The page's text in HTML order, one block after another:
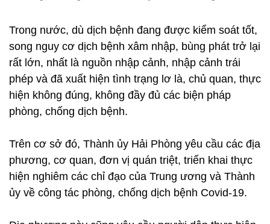
Trong nước, dù dịch bệnh đang được kiểm soát tốt,
song nguy cơ dịch bệnh xâm nhập, bùng phát trở lại
rất lớn, nhất là nguồn nhập cảnh, nhập cảnh trái
phép và đã xuất hiện tình trạng lơ là, chủ quan, thực
hiện không đúng, không đầy đủ các biện pháp
phòng, chống dịch bệnh.
Trên cơ sở đó, Thành ủy Hải Phòng yêu cầu các địa
phương, cơ quan, đơn vị quán triệt, triển khai thực
hiện nghiêm các chỉ đạo của Trung ương và Thành
ủy về công tác phòng, chống dịch bệnh Covid-19.